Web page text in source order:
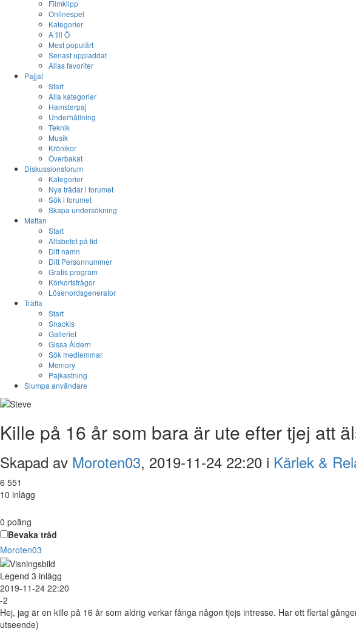
Filmklipp
Onlinespel
Kategorier
A till Ö
Mest populärt
Senast uppladdat
Allas favoriter
Pajjat
Start
Alla kategorier
Hamsterpaj
Underhållning
Teknik
Musik
Krönikor
Överbakat
Diskussionsforum
Kategorier
Nya trådar i forumet
Sök i forumet
Skapa undersökning
Mattan
Start
Alfabetet på tid
Ditt namn
Ditt Personnummer
Gratis program
Körkortsfrågor
Lösenordsgenerator
Träffa
Start
Snackis
Galleriet
Gissa Åldern
Sök medlemmar
Memory
Pajkastning
Slumpa användare
Kille på 16 år som bara är ute efter tjej att
Skapad av Moroten03, 2019-11-24 22:20 i Kärlek &
6 551
10 inlägg
0 poäng
Bevaka tråd
Moroten03
Legend 3 inlägg
2019-11-24 22:20
-2
Hej, jag är en kille på 16 år som aldrig verkar fånga någon tjejs intresse. Har ett flertal
utseende)